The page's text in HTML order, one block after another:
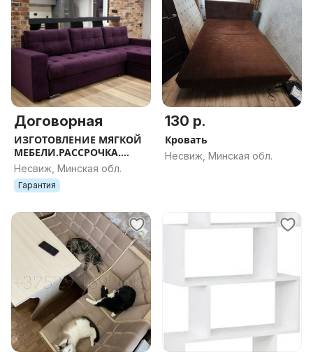
Договорная
ИЗГОТОВЛЕНИЕ МЯГКОЙ
МЕБЕЛИ.РАССРОЧКА.
г.Несвиж
Несвиж, Минская обл.
Гарантия
130 р.
Кровать
Несвиж, Минская обл.